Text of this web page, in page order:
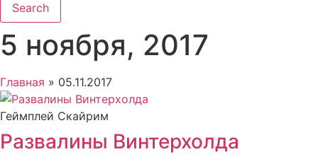
Search
5 ноября, 2017
Главная » 05.11.2017
Геймплей Скайрим
Развалины Винтерхолда